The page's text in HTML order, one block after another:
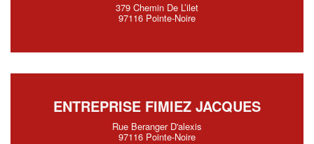
379 Chemin De L’ilet
97116 Pointe-Noire
ENTREPRISE FIMIEZ JACQUES
Rue Beranger D'alexis
97116 Pointe-Noire